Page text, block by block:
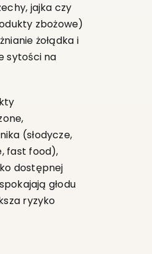
jajka czy
zbożowe)
żołądka i
sytości na
(słodycze,
fast food),
dostępnej
głodu
ryzyko